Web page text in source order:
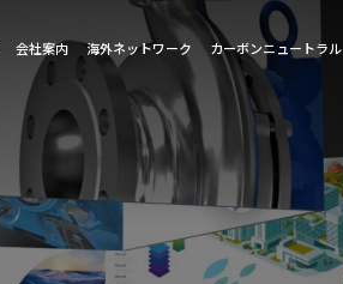
会社案内 海外ネットワーク カーボンニュートラル